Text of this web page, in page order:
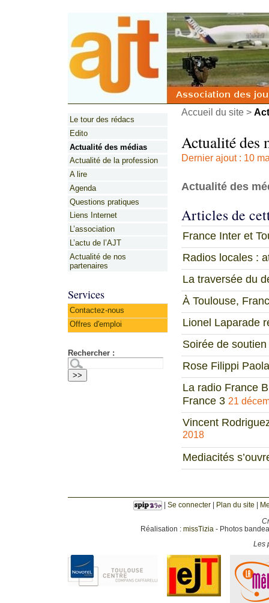
Accueil du site>
Actualité des
Dernier ajout : 10
Actualité des
Articles de
France Inter et
Radios locales :
La traversée du
À Toulouse,
Lionel Laparade
Soirée de soutien
Rose Filippi
La radio France
France 3 21
Vincent
2018
Mediacités
Le tour des rédacs
Edito
Actualité des médias
Actualité de la profession
A lire
Agenda
Questions pratiques
Liens Internet
L’association
L’actu de l’AJT
Actualité de nos
partenaires
Services
Contactez-nous
Offres d'emploi
Rechercher :
| Se connecter | Plan du site |
Réalisation : missTizia - Photos
Les